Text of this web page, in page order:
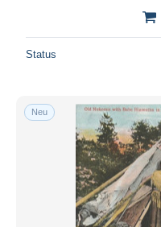
Status
Neu